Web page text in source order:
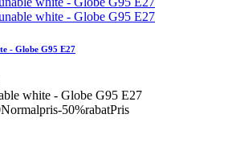
- Globe G95 E27
white - Globe G95 E27
Normalpris-50%rabatPris